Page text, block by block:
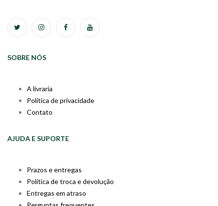
SOBRE NÓS
A livraria
Política de privacidade
Contato
AJUDA E SUPORTE
Prazos e entregas
Política de troca e devolução
Entregas em atraso